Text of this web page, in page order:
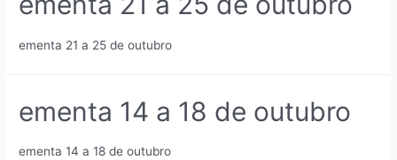
ementa 21 a 25 de outubro
ementa 14 a 18 de outubro
ementa 14 a 18 de outubro